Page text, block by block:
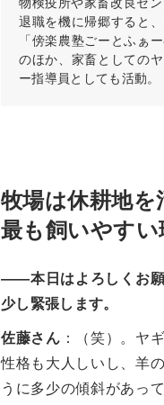
物検疫所や家畜改良セ
退職を機に帰郷すると
「傍楽農塾ごーとふぁ
のほか、家畜としての
ー指導員としても活動。
牧場は休耕地
最も飼いやすい
――本日はよろしくお願
少し緊張します。
佐藤さん ：（笑）。ヤ
性格も大人しいし、羊
うに多少の傾斜があっ